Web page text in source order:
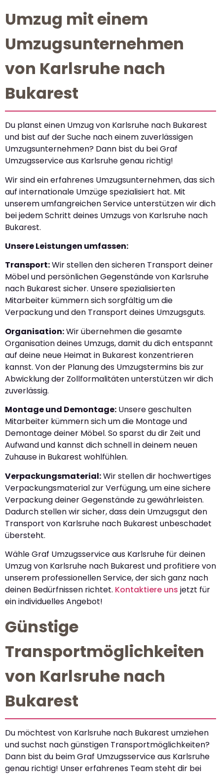
Umzug mit einem
Umzugsunternehmen
von Karlsruhe nach
Bukarest
Du planst einen Umzug von Karlsruhe nach Bukarest
und bist auf der Suche nach einem zuverlässigen
Umzugsunternehmen? Dann bist du bei Graf
Umzugsservice aus Karlsruhe genau richtig!
Wir sind ein erfahrenes Umzugsunternehmen, das sich
auf internationale Umzüge spezialisiert hat. Mit
unserem umfangreichen Service unterstützen wir dich
bei jedem Schritt deines Umzugs von Karlsruhe nach
Bukarest.
Unsere Leistungen umfassen:
Transport:Wir stellen den sicheren Transport deiner
Möbel und persönlichen Gegenstände von Karlsruhe
nach Bukarest sicher. Unsere spezialisierten
Mitarbeiter kümmern sich sorgfältig um die
Verpackung und den Transport deines Umzugsguts.
Organisation:Wir übernehmen die gesamte
Organisation deines Umzugs, damit du dich entspannt
auf deine neue Heimat in Bukarest konzentrieren
kannst. Von der Planung des Umzugstermins bis zur
Abwicklung der Zollformalitäten unterstützen wir dich
zuverlässig.
Montage und Demontage: Unsere geschulten
Mitarbeiter kümmern sich um die Montage und
Demontage deiner Möbel. So sparst du dir Zeit und
Aufwand und kannst dich schnell in deinem neuen
Zuhause in Bukarest wohlfühlen.
Verpackungsmaterial:Wir stellen dir hochwertiges
Verpackungsmaterial zur Verfügung, um eine sichere
Verpackung deiner Gegenstände zu gewährleisten.
Dadurch stellen wir sicher, dass dein Umzugsgut den
Transport von Karlsruhe nach Bukarest unbeschadet
übersteht.
Wähle Graf Umzugsservice aus Karlsruhe für deinen
Umzug von Karlsruhe nach Bukarest und profitiere von
unserem professionellen Service, der sich ganz nach
deinen Bedürfnissen richtet. Kontaktiere uns jetzt für
ein individuelles Angebot!
Günstige
Transportmöglichkeiten
von Karlsruhe nach
Bukarest
Du möchtest von Karlsruhe nach Bukarest umziehen
und suchst nach günstigen Transportmöglichkeiten?
Dann bist du beim Graf Umzugsservice aus Karlsruhe
genau richtig! Unser erfahrenes Team steht dir bei